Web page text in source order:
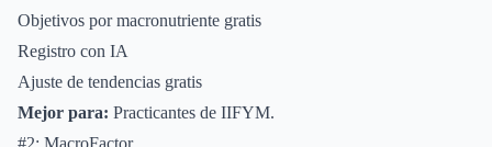
Objetivos por macronutriente gratis
Registro con IA
Ajuste de tendencias gratis
Mejor para: Practicantes de IIFYM.
#2: MacroFactor